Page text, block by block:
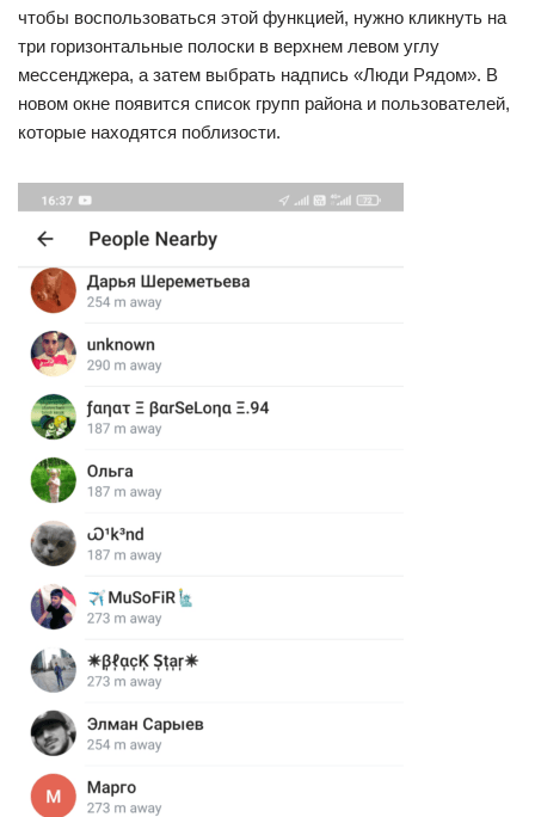
чтобы воспользоваться этой функцией, нужно кликнуть на
три горизонтальные полоски в верхнем левом углу
мессенджера, а затем выбрать надпись «Люди Рядом». В
новом окне появится список групп района и пользователей,
которые находятся поблизости.